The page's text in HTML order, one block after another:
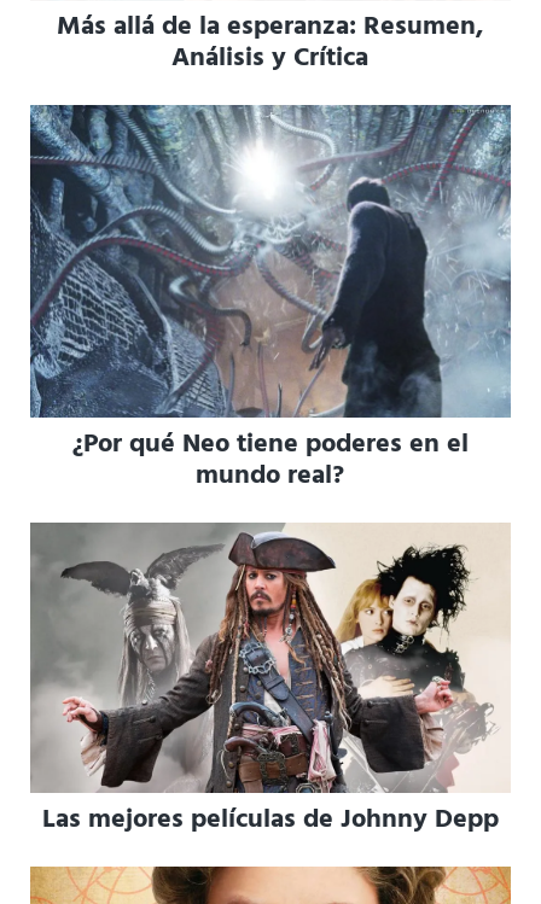
Más allá de la esperanza: Resumen,
Análisis y Crítica
¿Por qué Neo tiene poderes en el
mundo real?
Las mejores películas de Johnny Depp